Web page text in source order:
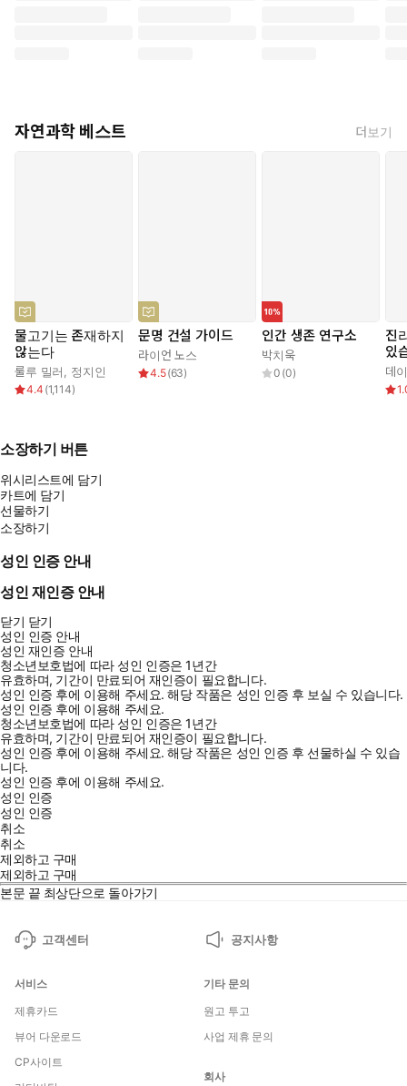
자연과학 베스트 더보기
물고기는 존재하지
않는다
룰루 밀러 정지인
4.4 (1,114)
문명 건설 가이드
라이언 노스
4.5(63)
인간 생존 연구소
박치욱
0 (0)
진
있
데
소장하기 버튼
위시리스트에 담기
카트에 담기
선물하기
소장하기
성인 인증 안내
성인 재인증 안내
닫기 닫기
성인 인증 안내
성인 재인증 안내
청소년보호법에 따라 성인 인증은 1년간
유효하며, 기간이 만료되어 재인증이 필요합니다.
성인 인증 후에 이용해 주세요.해당 작품은 성인 인증 후 보실 수 있습니다.
성인 인증 후에 이용해 주세요.
청소년보호법에 따라 성인 인증은 1년간
유효하며, 기간이 만료되어 재인증이 필요합니다.
성인 인증 후에 이용해 주세요.해당 작품은 성인 인증 후 선물하실 수 있습
니다.
성인 인증 후에 이용해 주세요.
성인 인증
성인 인증
취소
취소
제외하고 구매
제외하고 구매
본문 끝 최상단으로 돌아가기
고객센터 공지사항
서비스
제휴카드
뷰어 다운로드
CP사이트
기타 문의
원고 투고
사업 제휴 문의
회사